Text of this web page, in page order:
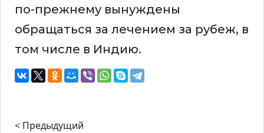
по-прежнему вынуждены
обращаться за лечением за рубеж, в
том числе в Индию.
< Предыдущий